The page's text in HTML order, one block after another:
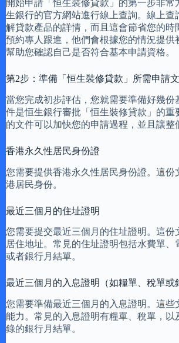
開始申請「恒生裝修貸款」的第一步非常
生銀行的官方網站進行線上查詢。線上查
解貸款產品的詳情，而且這會節省您的時
預約專人跟進，他們會根據您的情況提供
幫助您確認自己是否符合基本申請資格。
第2步：準備「恒生裝修貸款」所需申請
當您完成初步評估，您就需要準備好幾份
件是恒生銀行審批「恒生裝修貸款」的重
的文件可以加快您的申請過程，並且讓整
香港永久性居民身份證
您需要提供香港永久性居民身份證。這份
港居民身份。
最近三個月的住址證明
您需要提交最近三個月的住址證明。這份
居住地址。常見的住址證明包括水費單、
或者銀行月結單。
最近三個月的入息證明（如糧單、稅單或
您需要準備最近三個月的入息證明。這些
能力。常見的入息證明有糧單、稅單，以
錄的銀行月結單。